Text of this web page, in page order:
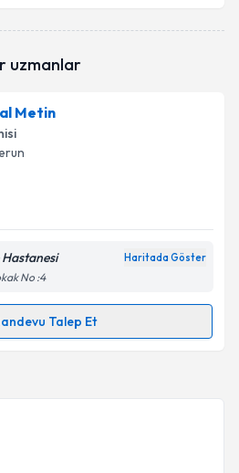
Size bu uzmandan randevu
işlenmesine ilişkinAydınlatma
kabul ediyorum.
Talebini Gönder
uzmanlar
Metin
Haritada Göster
No :4
Talep Et
Talebi
e-posta ile bilgilendireceğiz.